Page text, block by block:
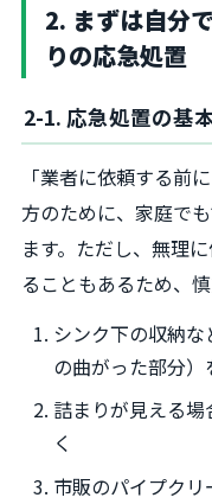
2. まずは自分
りの応急処置
2-1. 応急処置の基
「業者に依頼する前
方のために、家庭で
ます。ただし、無理
ることもあるため、
シンク下の収納
の曲がった部分）
詰まりが見える
く
市販のパイプク